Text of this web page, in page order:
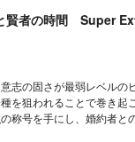
賢者の時間 Super
志の固さが最弱レベルの
を狙われることで巻き起
称号を手にし、婚約者と